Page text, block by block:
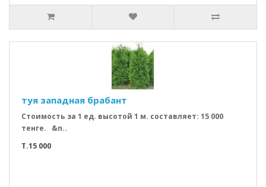
туя западная брабант
Стоимость за 1 ед. высотой 1 м. составляет: 15 000
тенге. &n..
T.15 000